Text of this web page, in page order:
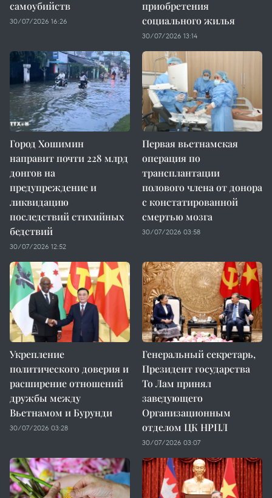
самоубийств
30/07/2026 16:26
приобретения
социального жилья
30/07/2026 13:14
Город Хошимин
направит почти 228 млрд
донгов на
предупреждение и
ликвидацию
последствий стихийных
бедствий
30/07/2026 12:52
Первая вьетнамская
операция по
трансплантации
полового члена от донора
с констатированной
смертью мозга
30/07/2026 03:58
Укрепление
политического доверия и
расширение отношений
дружбы между
Вьетнамом и Бурунди
30/07/2026 03:28
Генеральный секретарь,
Президент государства
То Лам принял
заведующего
Организационным
отделом ЦК НРПЛ
30/07/2026 03:07